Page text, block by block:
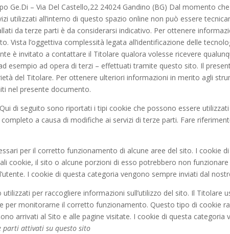
Ge.Di – Via Del Castello,22 24024 Gandino (BG) Dal momento
utilizzati all’interno di questo spazio online non può essere
da terze parti è da considerarsi indicativo. Per ottenere
Vista l’oggettiva complessità legata all’identificazione delle
è invitato a contattare il Titolare qualora volesse ricevere
esempio ad opera di terzi – effettuati tramite questo sito. Il
del Titolare. Per ottenere ulteriori informazioni in merito agli
nel presente documento.
di seguito sono riportati i tipi cookie che possono essere
completo a causa di modifiche ai servizi di terze parti. Fare
per il corretto funzionamento di alcune aree del sito. I cookie
cookie, il sito o alcune porzioni di esso potrebbero non
I cookie di questa categoria vengono sempre inviati dal
per raccogliere informazioni sull’utilizzo del sito. Il Titolare
per monitorarne il corretto funzionamento. Questo tipo di cookie
arrivati al Sito e alle pagine visitate. I cookie di questa
parti attivati su questo sito